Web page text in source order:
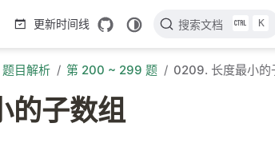
更新时间线 搜索文档 K
目解析 第 200 ~ 299 题 0209. 长度最小的
的子数组